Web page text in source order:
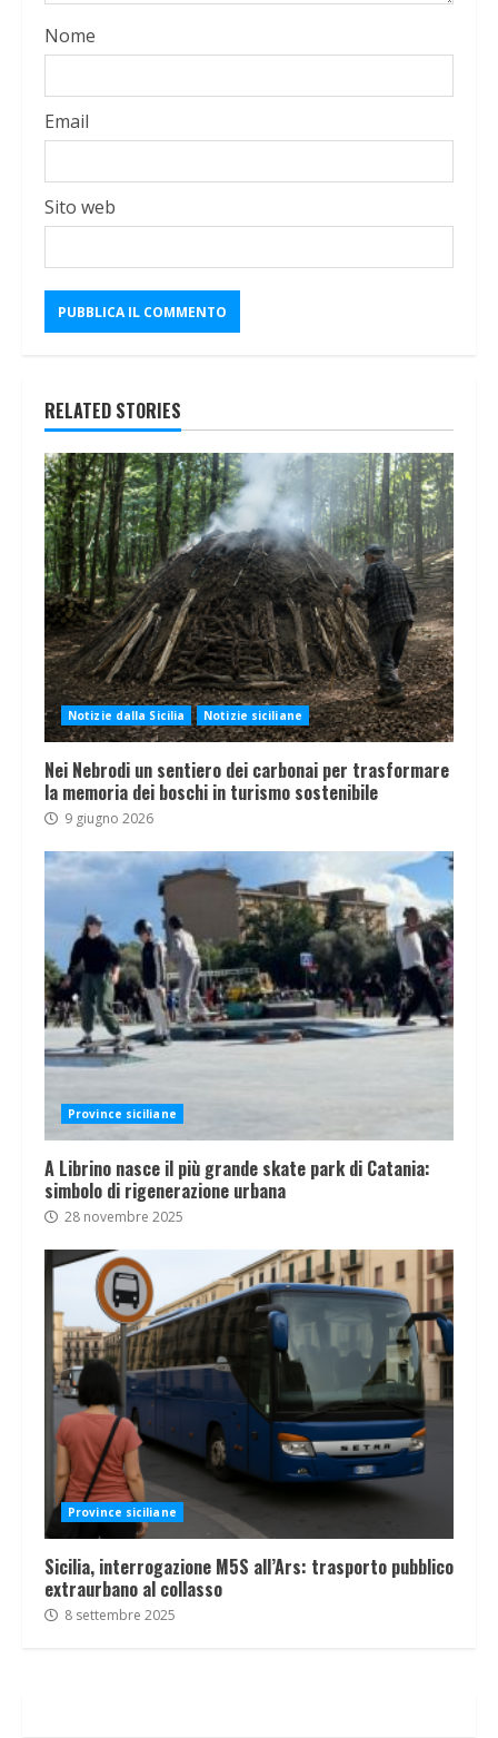
Nome
Email
Sito web
RELATED STORIES
Notizie dalla Sicilia Notizie siciliane
Nei Nebrodi un sentiero dei carbonai per trasformare
la memoria dei boschi in turismo sostenibile
9 giugno 2026
Province siciliane
A Librino nasce il più grande skate park di Catania:
simbolo di rigenerazione urbana
28 novembre 2025
Province siciliane
Sicilia, interrogazione M5S all’Ars: trasporto pubblico
extraurbano al collasso
8 settembre 2025